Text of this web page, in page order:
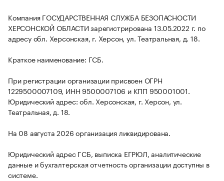
Компания ГОСУДАРСТВЕННАЯ СЛУЖБА БЕЗОПАСНОСТИ
ХЕРСОНСКОЙ ОБЛАСТИ зарегистрирована 13.05.2022 г. по
адресу обл. Херсонская, г. Херсон, ул. Театральная, д. 18.
Краткое наименование: ГСБ.
При регистрации организации присвоен ОГРН
1229500007109, ИНН 9500007106 и КПП 950001001.
Юридический адрес: обл. Херсонская, г. Херсон, ул.
Театральная, д. 18.
На 08 августа 2026 организация ликвидирована.
Юридический адрес ГСБ, выписка ЕГРЮЛ, аналитические
данные и бухгалтерская отчетность организации доступны в
системе.